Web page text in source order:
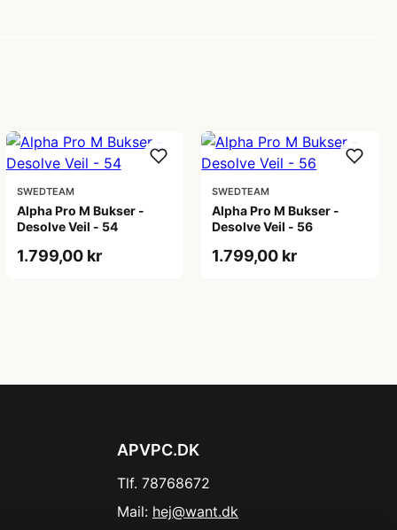
SWEDTEAM
Alpha Pro M Bukser -
Desolve Veil - 54
1.799,00 kr
SWEDTEAM
Alpha Pro M Bukser -
Desolve Veil - 56
1.799,00 kr
APVPC.DK
Tlf. 78768672
Mail: hej@want.dk